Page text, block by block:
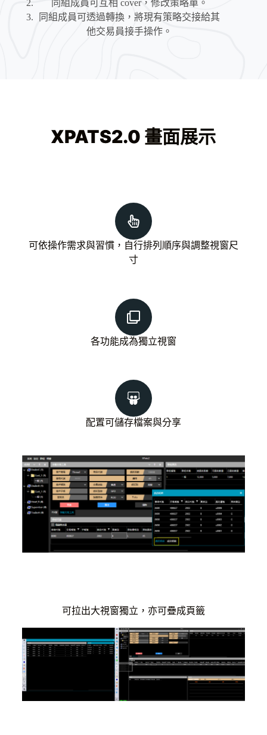
同組成員可互相 cover，修改策略單。
同組成員可透過轉換，將現有策略交接給其
他交易員接手操作。
XPATS2.0 畫面展示
可依操作需求與習慣，自行排列順序與調整視窗尺
寸
各功能成為獨立視窗
配置可儲存檔案與分享
可拉出大視窗獨立，亦可疊成頁籤